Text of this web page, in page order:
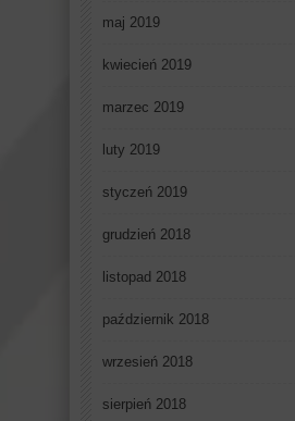
maj 2019
kwiecień 2019
marzec 2019
luty 2019
styczeń 2019
grudzień 2018
listopad 2018
październik 2018
wrzesień 2018
sierpień 2018